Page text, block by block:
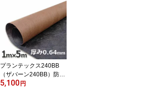
ャーが各10個ついたお買
い得お試しセット
プランテックス240BB
（ザバーン240BB）防草
シートブラック＆ブラウ
5,100 円